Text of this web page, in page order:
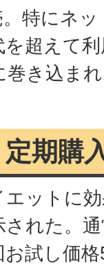
特にネ
超えて
き込ま
定期購
ットに
れた。
試し価